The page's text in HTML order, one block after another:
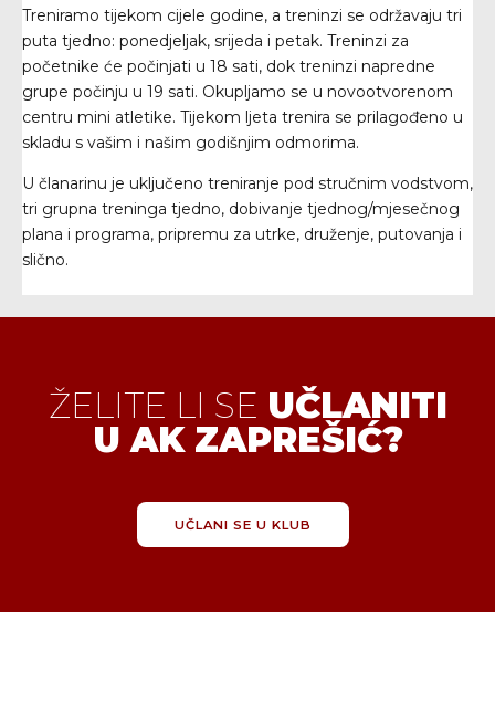
Treniramo tijekom cijele godine, a treninzi se održavaju tri
puta tjedno: ponedjeljak, srijeda i petak. Treninzi za
početnike će počinjati u 18 sati, dok treninzi napredne
grupe počinju u 19 sati. Okupljamo se u novootvorenom
centru mini atletike. Tijekom ljeta trenira se prilagođeno u
skladu s vašim i našim godišnjim odmorima.
U članarinu je uključeno treniranje pod stručnim vodstvom,
tri grupna treninga tjedno, dobivanje tjednog/mjesečnog
plana i programa, pripremu za utrke, druženje, putovanja i
slično.
ŽELITE LI SE UČLANITI
U AK ZAPREŠIĆ?
UČLANI SE U KLUB